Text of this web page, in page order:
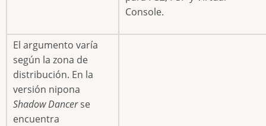
Console.
El argumento varía
según la zona de
distribución. En la
versión nipona
Shadow Dancerse
encuentra